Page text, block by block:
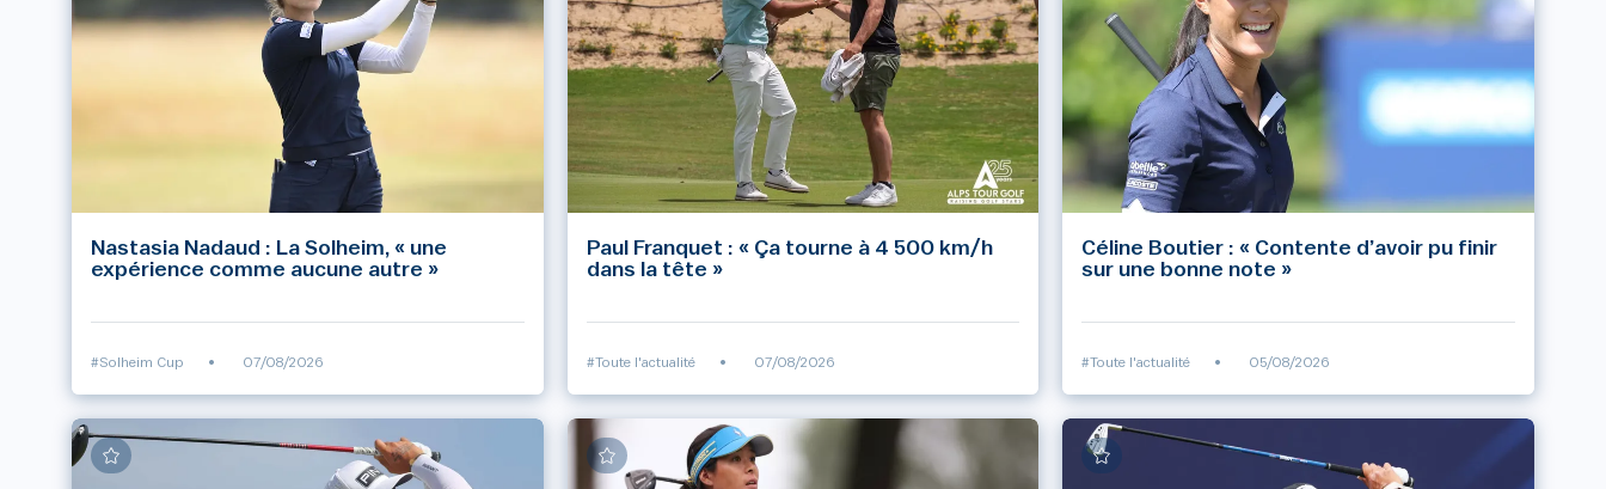
Nastasia Nadaud : La Solheim, « une
expérience comme aucune autre »
#Solheim Cup • 07/08/2026
Paul Franquet : « Ça tourne à 4 500 km/h
dans la tête »
#Toute l'actualité • 07/08/2026
Céline Boutier : « Contente d’avoir pu finir
sur une bonne note »
#Toute l'actualité • 05/08/2026